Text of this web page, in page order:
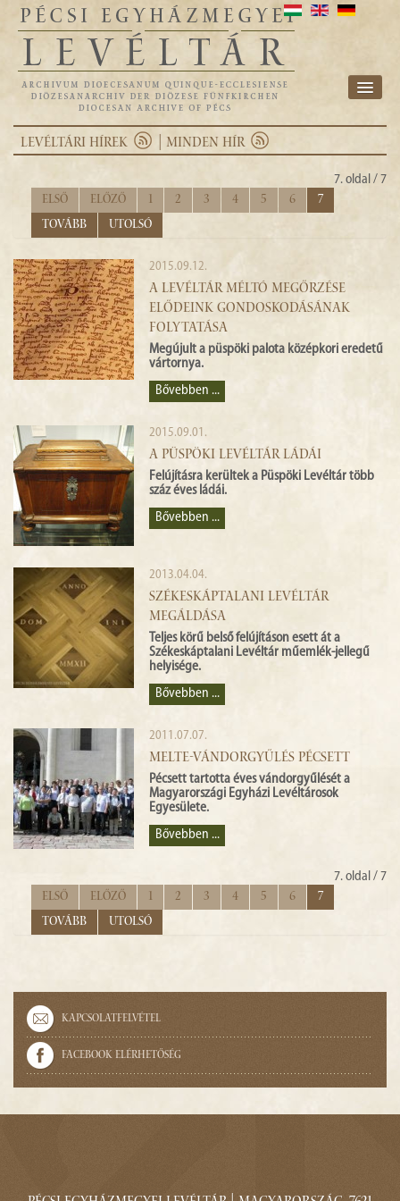
INTÉZMÉNY
KUTATÁS
KAPCSOLAT
HÍREK
E-ARCHIVUM
EGYHÁZMEGYE
LEVÉLTÁRI HÍREK | MINDEN HÍR
7. oldal / 7
Első Előző 1 2 3 4 5 6
7
Tovább
Utolsó
2015.09.12.
A LEVÉLTÁR MÉLTÓ MEGŐRZÉSE
ELŐDEINK GONDOSKODÁSÁNAK
FOLYTATÁSA
Megújult a püspöki palota középkori eredetű
vártornya.
Bővebben ...
2015.09.01.
A PÜSPÖKI LEVÉLTÁR LÁDÁI
Felújításra kerültek a Püspöki Levéltár több
száz éves ládái.
Bővebben ...
2013.04.04.
SZÉKESKÁPTALANI LEVÉLTÁR
MEGÁLDÁSA
Teljes körű belső felújításon esett át a
Székeskáptalani Levéltár műemlék-jellegű
helyisége.
Bővebben ...
2011.07.07.
MELTE-VÁNDORGYŰLÉS PÉCSETT
Pécsett tartotta éves vándorgyűlését a
Magyarországi Egyházi Levéltárosok
Egyesülete.
Bővebben ...
7. oldal / 7
Első Előző 1 2 3 4 5 6
7
Tovább
Utolsó
Kapcsolatfelvétel
Facebook elérhetőség